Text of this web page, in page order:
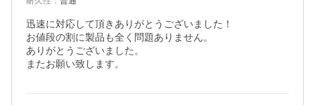
迅速に対応して頂きありがとうございました！
お値段の割に製品も全く問題ありません。
ありがとうございました。
またお願い致します。